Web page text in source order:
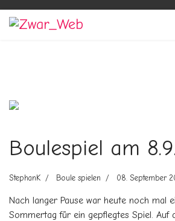
Boulespiel am
StephanK Boule spielen 08. September
Nach langer Pause war heute noch mal
Sommertag für ein gepflegtes Spiel.